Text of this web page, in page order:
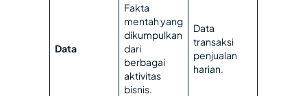
Data
Fakta
mentah yang
dikumpulkan
dari
berbagai
aktivitas
bisnis.
Data
transaksi
penjualan
harian.